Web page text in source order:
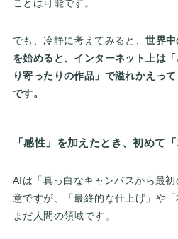
ことは可能です。
でも、冷静に考えてみると、世界
を始めると、インターネット上は
り寄ったりの作品」で溢れかえっ
です。
「感性」を加えたとき、初めて
AIは「真っ白なキャンバスから最
意ですが、「最終的な仕上げ」や
まだ人間の領域です。